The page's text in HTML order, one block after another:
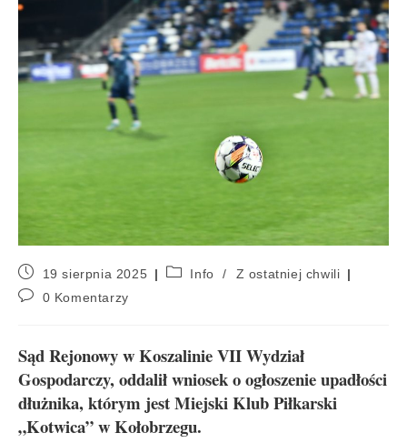
19 sierpnia 2025 Info /
Z ostatniej chwili
0 Komentarzy
Sąd Rejonowy w Koszalinie VII Wydział
Gospodarczy, oddalił wniosek o ogłoszenie upadłości
dłużnika, którym jest Miejski Klub Piłkarski
„Kotwica” w Kołobrzegu.